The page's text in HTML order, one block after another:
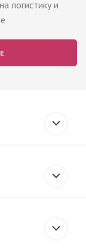
логистику и